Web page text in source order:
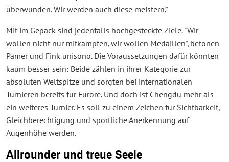
überwunden. Wir werden auch diese meistern.”
Mit im Gepäck sind jedenfalls hochgesteckte Ziele. "Wir
wollen nicht nur mitkämpfen, wir wollen Medaillen", betonen
Pamer und Fink unisono. Die Voraussetzungen dafür könnten
kaum besser sein: Beide zählen in ihrer Kategorie zur
absoluten Weltspitze und sorgten bei internationalen
Turnieren bereits für Furore. Und doch ist Chengdu mehr als
ein weiteres Turnier. Es soll zu einem Zeichen für Sichtbarkeit,
Gleichberechtigung und sportliche Anerkennung auf
Augenhöhe werden.
Allrounder und treue Seele